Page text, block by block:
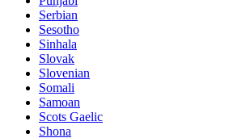
Serbian
Sesotho
Sinhala
Slovak
Slovenian
Somali
Samoan
Scots Gaelic
Shona